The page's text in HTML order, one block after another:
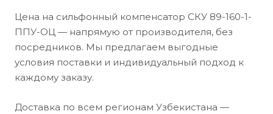
Цена на сильфонный компенсатор СКУ 89-160-1-
ППУ-ОЦ — напрямую от производителя, без
посредников. Мы предлагаем выгодные
условия поставки и индивидуальный подход к
каждому заказу.
Доставка по всем регионам Узбекистана —